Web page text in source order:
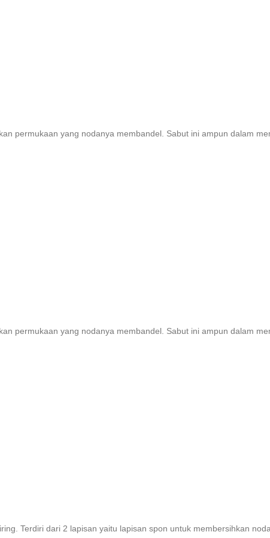
permukaan yang nodanya membandel. Sabut ini ampun dalam
permukaan yang nodanya membandel. Sabut ini ampun dalam
Terdiri dari 2 lapisan yaitu lapisan spon untuk membersihkan